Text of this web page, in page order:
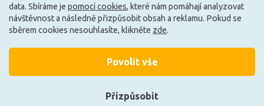
data. Sbíráme je pomocí cookies, které nám pomáhají analyzovat
návštěvnost a následně přizpůsobit obsah a reklamu. Pokud se
sběrem cookies nesouhlasíte, klikněte zde.
Přizpůsobit
Povolit vše